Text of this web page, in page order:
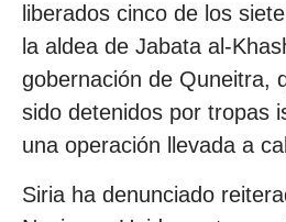
liberados cinco de los
la aldea de Jabata al-
gobernación de Quneitra,
sido detenidos por tropas
una operación llevada a
Siria ha denunciado